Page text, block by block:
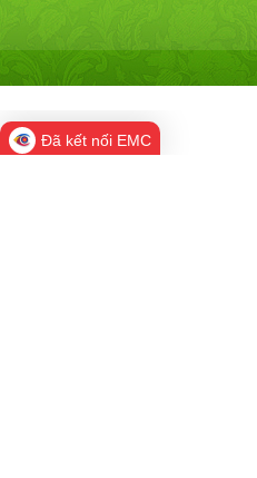
Đã kết nối EMC